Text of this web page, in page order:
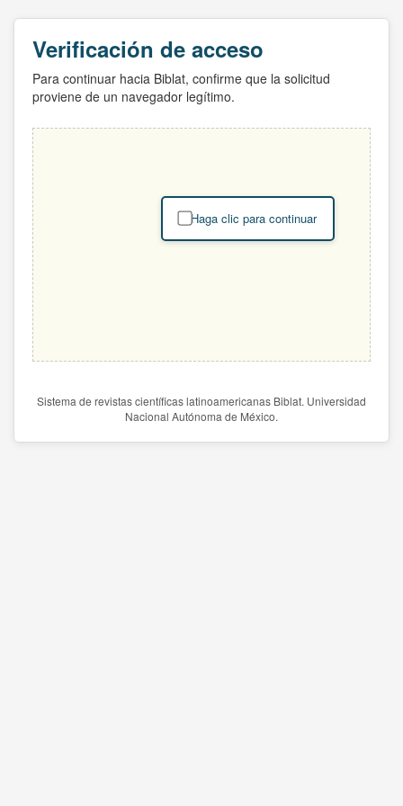
Verificación de acceso
Para continuar hacia Biblat, confirme que la solicitud
proviene de un navegador legítimo.
Haga clic para continuar
Sistema de revistas científicas latinoamericanas Biblat. Universidad
Nacional Autónoma de México.